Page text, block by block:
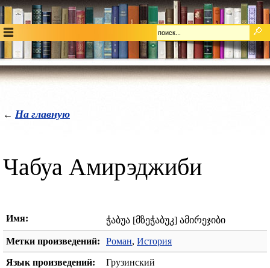
← На главную
Чабуа Амирэджиби
Имя: ჭაბუა [მზეჭაბუკ] ამირეჯიბი
Метки произведений: Роман, История
Язык произведений:
Грузинский